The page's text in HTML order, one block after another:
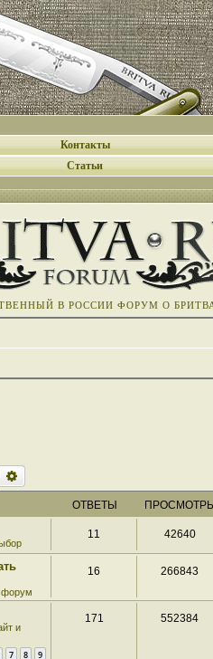
Контакты
Статьи
В РОССИИ ФОРУМ О
Поиск
ОТВЕТЫ ПРОСМОТРЫ
11 42640
форум
16 266843
и
7 8 9
171 552384